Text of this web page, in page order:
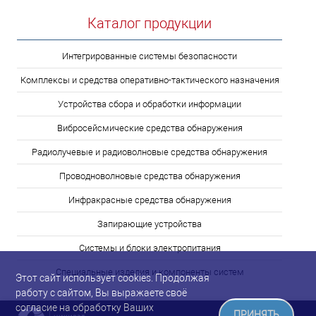
Каталог продукции
Интегрированные системы безопасности
Комплексы и средства оперативно-тактического назначения
Устройства сбора и обработки информации
Вибросейсмические средства обнаружения
Радиолучевые и радиоволновые средства обнаружения
Проводноволновые средства обнаружения
Инфракрасные средства обнаружения
Запирающие устройства
Системы и блоки электропитания
Специальные изделия и компоненты систем
Этот сайт использует cookies. Продолжая
работу с сайтом, Вы выражаете своё
согласие на обработку Ваших